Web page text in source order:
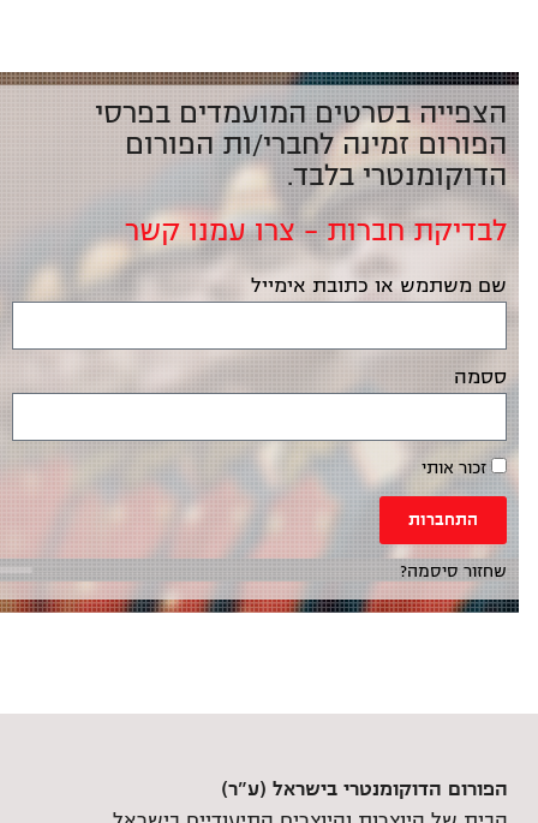
הצפייה בסרטים המועמדים בפרסי
הפורום זמינה לחברי/ות הפורום
הדוקומנטרי בלבד.
לבדיקת חברות – צרו עמנו קשר
שם משתמש או כתובת אימייל
ססמה
זכור אותי
התחברות
שחזור סיסמה?
הפורום הדוקומנטרי בישראל (ע"ר)